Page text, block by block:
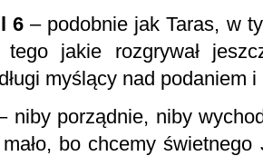
6 – podobnie jak Taras, w
tego jakie rozgrywał
myślący nad podaniem
niby porządnie, niby
bo chcemy